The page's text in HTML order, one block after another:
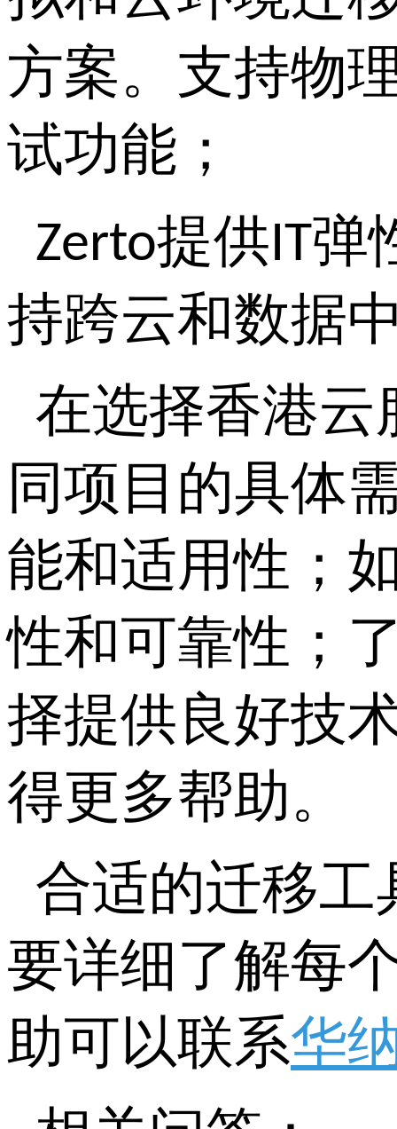
方案。支持物
试功能；
Zerto提供IT弹
持跨云和数据
在选择香港云
同项目的具体
能和适用性；
性和可靠性；
择提供良好技
得更多帮助。
合适的迁移工
要详细了解每
助可以联系华